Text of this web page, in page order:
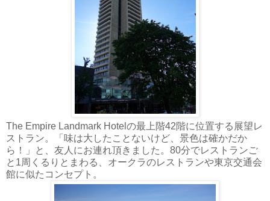
The Empire Landmark Hotelの最上階42階に位置する展望レ
ストラン。「味は大したことないけど、景色は確かだか
ら！」と、友人にお連れ頂きました。80分でレストランご
と1周くるりとまわる、オークラのレストランや東京交通会
館に似たコンセプト。